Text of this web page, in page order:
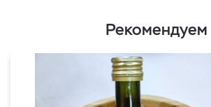
Рекомендуем